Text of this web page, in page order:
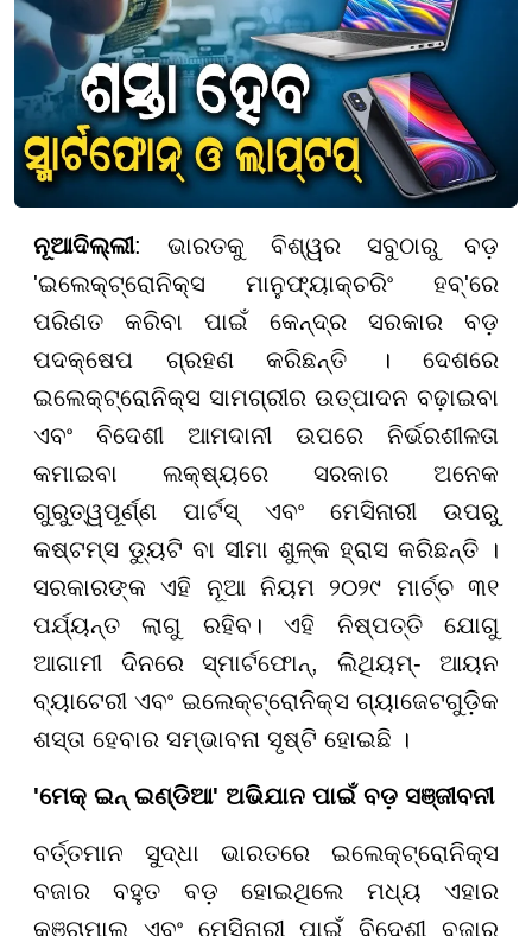
ନୂଆଦିଲ୍ଲୀ: ଭାରତକୁ ବିଶ୍ୱର ସବୁଠାରୁ ବଡ଼
'ଇଲେକ୍ଟ୍ରୋନିକ୍ସ ମାନୁଫ୍ୟାକ୍ଚରିଂ ହବ୍'ରେ
ପରିଣତ କରିବା ପାଇଁ କେନ୍ଦ୍ର ସରକାର ବଡ଼
ପଦକ୍ଷେପ ଗ୍ରହଣ କରିଛନ୍ତି । ଦେଶରେ
ଇଲେକ୍ଟ୍ରୋନିକ୍ସ ସାମଗ୍ରୀର ଉତ୍ପାଦନ ବଢ଼ାଇବା
ଏବଂ ବିଦେଶୀ ଆମଦାନୀ ଉପରେ ନିର୍ଭରଶୀଳତା
କମାଇବା ଲକ୍ଷ୍ୟରେ ସରକାର ଅନେକ
ଗୁରୁତ୍ୱପୂର୍ଣ୍ଣ ପାର୍ଟସ୍ ଏବଂ ମେସିନାରୀ ଉପରୁ
କଷ୍ଟମ୍ସ ଡ୍ୟୁଟି ବା ସୀମା ଶୁଳ୍କ ହ୍ରାସ କରିଛନ୍ତି ।
ସରକାରଙ୍କ ଏହି ନୂଆ ନିୟମ ୨୦୨୯ ମାର୍ଚ୍ଚ ୩୧
ପର୍ଯ୍ୟନ୍ତ ଲାଗୁ ରହିବ। ଏହି ନିଷ୍ପତ୍ତି ଯୋଗୁ
ଆଗାମୀ ଦିନରେ ସ୍ମାର୍ଟଫୋନ୍, ଲିଥିୟମ୍- ଆୟନ
ବ୍ୟାଟେରୀ ଏବଂ ଇଲେକ୍ଟ୍ରୋନିକ୍ସ ଗ୍ୟାଜେଟଗୁଡ଼ିକ
ଶସ୍ତା ହେବାର ସମ୍ଭାବନା ସୃଷ୍ଟି ହୋଇଛି ।
'ମେକ୍ ଇନ୍ ଇଣ୍ଡିଆ' ଅଭିଯାନ ପାଇଁ ବଡ଼ ସଞ୍ଜୀବନୀ
ବର୍ତ୍ତମାନ ସୁଦ୍ଧା ଭାରତରେ ଇଲେକ୍ଟ୍ରୋନିକ୍ସ
ବଜାର ବହୁତ ବଡ଼ ହୋଇଥିଲେ ମଧ୍ୟ ଏହାର
କଞ୍ଚାମାଲ ଏବଂ ମେସିନାରୀ ପାଇଁ ବିଦେଶୀ ବଜାର